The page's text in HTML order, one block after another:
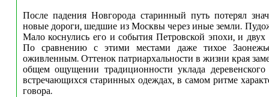
После падения Новгорода старинный путь потерял
новые дороги, шедшие из Москвы через иные земли.
Мало коснулись его и события Петровской эпохи, и двух
По сравнению с этими местами даже тихое
оживленным. Оттенок патриархальности в жизни края
общем ощущении традиционности уклада
встречающихся старинных одеждах, в самом ритме
говора.